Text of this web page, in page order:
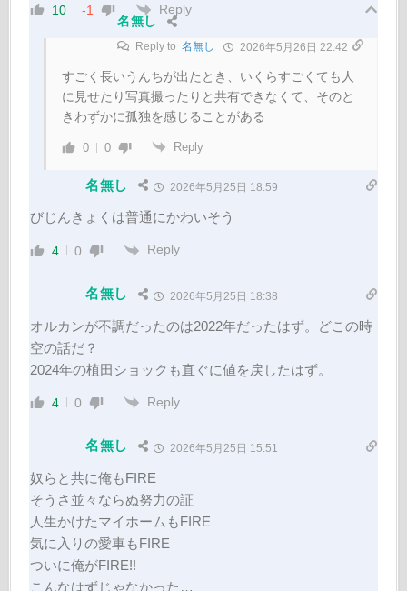
10 -1
Reply
名無し
Reply to 名無し 2026年5月26日 22:42
すごく長いうんちが出たとき、いくらすごくても人
に見せたり写真撮ったりと共有できなくて、そのと
きわずかに孤独を感じることがある
0 0 Reply
名無し 2026年5月25日 18:59
びじんきょくは普通にかわいそう
4 0 Reply
名無し 2026年5月25日 18:38
オルカンが不調だったのは2022年だったはず。どこの時
空の話だ？
2024年の植田ショックも直ぐに値を戻したはず。
4 0 Reply
名無し 2026年5月25日 15:51
奴らと共に俺もFIRE
そうさ並々ならぬ努力の証
人生かけたマイホームもFIRE
気に入りの愛車もFIRE
ついに俺がFIRE!!
こんなはずじゃなかった…